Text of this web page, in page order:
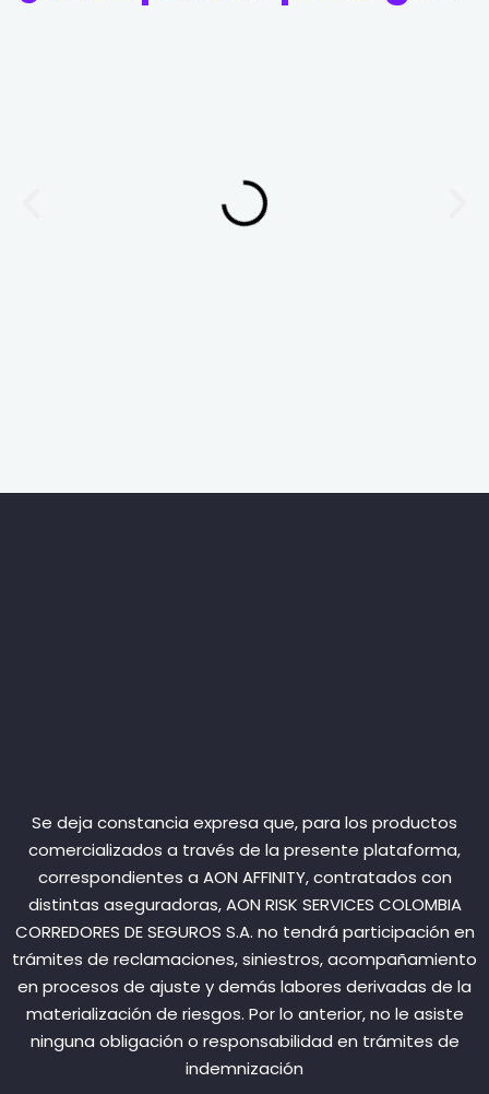
Se deja constancia expresa que, para los productos
comercializados a través de la presente plataforma,
correspondientes a AON AFFINITY, contratados con
distintas aseguradoras, AON RISK SERVICES COLOMBIA
CORREDORES DE SEGUROS S.A. no tendrá participación en
trámites de reclamaciones, siniestros, acompañamiento
en procesos de ajuste y demás labores derivadas de la
materialización de riesgos. Por lo anterior, no le asiste
ninguna obligación o responsabilidad en trámites de
indemnización